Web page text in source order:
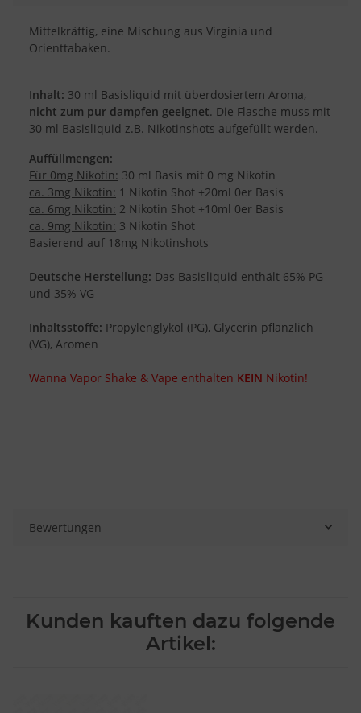
Mittelkräftig, eine Mischung aus Virginia und
Orienttabaken.
Inhalt: 30 ml Basisliquid mit überdosiertem Aroma,
nicht zum pur dampfen geeignet. Die Flasche muss mit
30 ml Basisliquid z.B. Nikotinshots aufgefüllt werden.
Auffüllmengen:
Für 0mg Nikotin: 30 ml Basis mit 0 mg Nikotin
ca. 3mg Nikotin: 1 Nikotin Shot +20ml 0er Basis
ca. 6mg Nikotin: 2 Nikotin Shot +10ml 0er Basis
ca. 9mg Nikotin: 3 Nikotin Shot
Basierend auf 18mg Nikotinshots
Deutsche Herstellung: Das Basisliquid enthält 65% PG
und 35% VG
Inhaltsstoffe: Propylenglykol (PG), Glycerin pflanzlich
(VG), Aromen
Wanna Vapor Shake & Vape enthalten KEIN Nikotin!
Bewertungen
Kunden kauften dazu folgende
Artikel: